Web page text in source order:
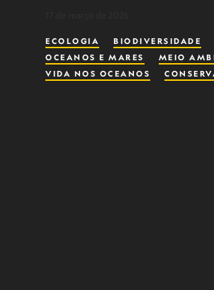
ECOLOGIA BIODIVERSIDADE
OCEANOS E MARES
MEIO
VIDA NOS OCEANOS